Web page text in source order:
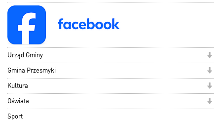
Urząd Gminy
Gmina Przesmyki
Kultura
Oświata
Sport